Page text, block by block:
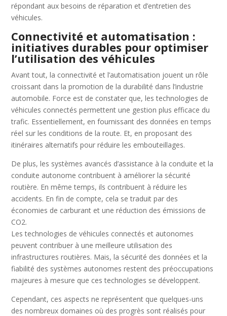
répondant aux besoins de réparation et d’entretien des
véhicules.
Connectivité et automatisation :
initiatives durables pour optimiser
l’utilisation des véhicules
Avant tout, la connectivité et l’automatisation jouent un rôle
croissant dans la promotion de la durabilité dans l’industrie
automobile. Force est de constater que, les technologies de
véhicules connectés permettent une gestion plus efficace du
trafic. Essentiellement, en fournissant des données en temps
réel sur les conditions de la route. Et, en proposant des
itinéraires alternatifs pour réduire les embouteillages.
De plus, les systèmes avancés d’assistance à la conduite et la
conduite autonome contribuent à améliorer la sécurité
routière. En même temps, ils contribuent à réduire les
accidents. En fin de compte, cela se traduit par des
économies de carburant et une réduction des émissions de
CO2.
Les technologies de véhicules connectés et autonomes
peuvent contribuer à une meilleure utilisation des
infrastructures routières. Mais, la sécurité des données et la
fiabilité des systèmes autonomes restent des préoccupations
majeures à mesure que ces technologies se développent.
Cependant, ces aspects ne représentent que quelques-uns
des nombreux domaines où des progrès sont réalisés pour